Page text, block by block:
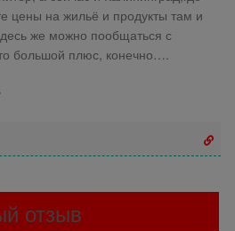
цены на жильё и продукты там и
же можно пообщаться с
большой плюс, конечно….
отзыв